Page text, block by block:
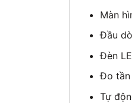
Màn
Đầu
Đèn
Đo tần
Tự